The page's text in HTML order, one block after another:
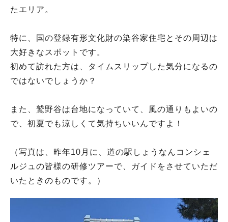
たエリア。
特に、国の登録有形文化財の染谷家住宅とその周辺は
大好きなスポットです。
初めて訪れた方は、タイムスリップした気分になるの
ではないでしょうか？
また、鷲野谷は台地になっていて、風の通りもよいの
で、初夏でも涼しくて気持ちいいんですよ！
（写真は、昨年10月に、道の駅しょうなんコンシェ
ルジュの皆様の研修ツアーで、ガイドをさせていただ
いたときのものです。）